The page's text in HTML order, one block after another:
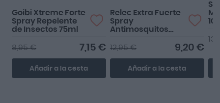
Goibi Xtreme Forte
Spray Repelente
de Insectos 75ml
7,15 €
8,95 €
Añadir a la cesta
Relec Extra Fuerte
Spray
Antimosquitos
9,20 €
12,95 €
Añadir a la cesta
10